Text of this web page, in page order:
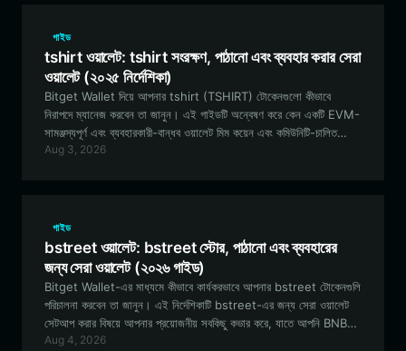
গাইড
tshirt ওয়ালেট: tshirt সংরক্ষণ, পাঠানো এবং ব্যবহার করার সেরা
ওয়ালেট (২০২৫ নির্দেশিকা)
Bitget Wallet দিয়ে আপনার tshirt (TSHIRT) টোকেনগুলো কীভাবে
নিরাপদে ম্যানেজ করবেন তা জানুন। এই গাইডটি অন্বেষণ করে কেন একটি EVM-
সামঞ্জস্যপূর্ণ এবং ব্যবহারকারী-বান্ধব ওয়ালেট মিম কয়েন এবং কমিউনিটি-চালিত
ডিজিটাল সংগ্রহযোগ্য আইটেমগুলোর জগতে নেভিগেট করার জন্য অপরিহার্য।
Aug 3, 2026
গাইড
bstreet ওয়ালেট: bstreet স্টোর, পাঠানো এবং ব্যবহারের
জন্য সেরা ওয়ালেট (২০২৬ গাইড)
Bitget Wallet-এর মাধ্যমে কীভাবে কার্যকরভাবে আপনার bstreet টোকেনগুলি
পরিচালনা করবেন তা জানুন। এই নির্দেশিকাটি bstreet-এর জন্য সেরা ওয়ালেট
সেটআপ করার বিষয়ে আপনার প্রয়োজনীয় সবকিছু কভার করে, যাতে আপনি BNB
ইকোসিস্টেমে ট্রেড করতে, কমিউনিটি গভর্নেন্সে অংশগ্রহণ করতে এবং আপনার সম্পদ
Aug 4, 2026